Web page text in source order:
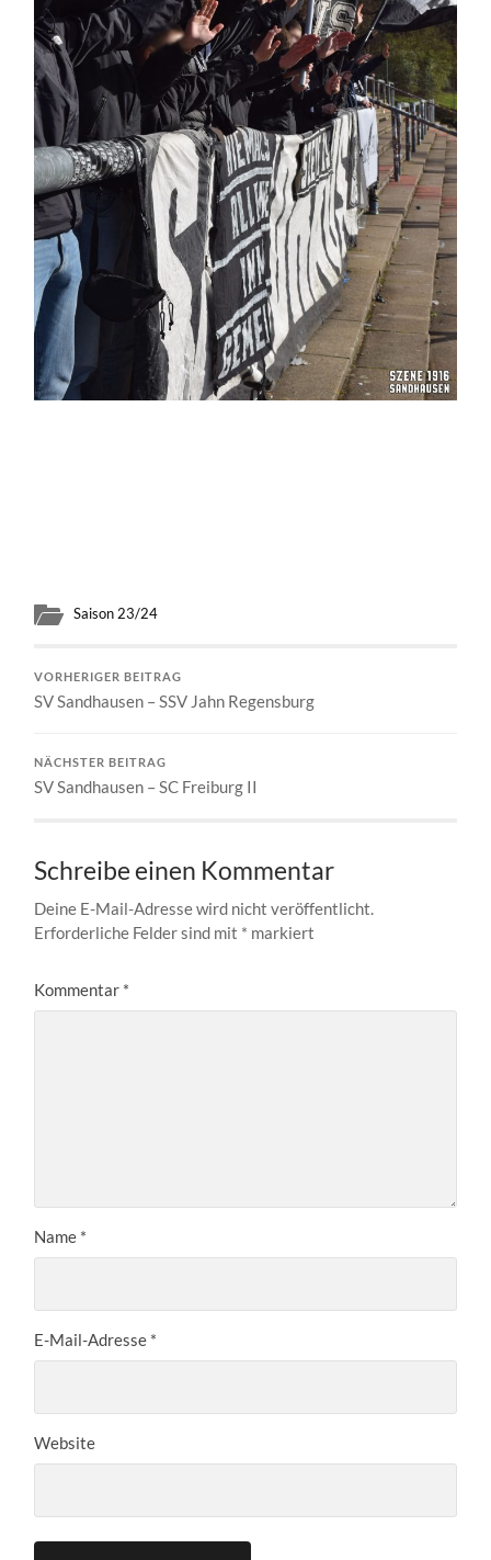
Saison 23/24
VORHERIGER BEITRAG
SV Sandhausen – SSV Jahn Regensburg
NÄCHSTER BEITRAG
SV Sandhausen – SC Freiburg II
Schreibe einen Kommentar
Deine E-Mail-Adresse wird nicht veröffentlicht.
Erforderliche Felder sind mit * markiert
Kommentar *
Name *
E-Mail-Adresse *
Website